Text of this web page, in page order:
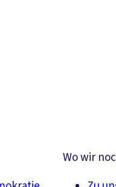
Wo wir